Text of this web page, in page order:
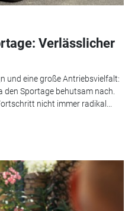
Verlässlicher
und eine große Antriebsvielfalt:
den Sportage behutsam nach.
nicht immer radikal...